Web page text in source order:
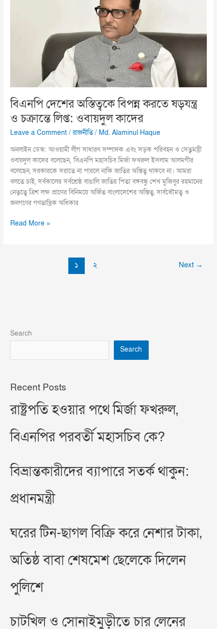
বিএনপি দেশের অস্তিত্বকে বিপন্ন করতে ষড়যন্ত্র
ও চক্রান্তে লিপ্ত: ওবায়দুল কাদের
Leave a Comment /রাজনীতি/ Md. Alaminul Haque
অনলাইন ডেস্ক: আওয়ামী লীগ সাধারণ সম্পাদক এবং সড়ক পরিবহন ও সেতুমন্ত্রী
ওবায়দুল কাদের বলেছেন, ‘বিএনপি মহাসচিব মির্জা ফখরুল ইসলাম আলমগীর
বলেছেন, সরকারকে সরাতে না পারলে নাকি জাতির অস্তিত্ব থাকবে না। আমরা
বলতে চাই, সর্বকালের সর্বশ্রেষ্ঠ বাঙালি জাতির পিতা বঙ্গবন্ধু শেখ মুজিবুর রহমানের
নেতৃত্বে ত্রিশ লক্ষ প্রাণের বিনিময়ে অর্জিত বাংলাদেশের অস্তিত্ব, সার্বভৌমত্ব ও
জনগণের গণতান্ত্রিক অধিকার
কাদের
Read More »
১ ২ Next →
Search
Search
Recent Posts
রাষ্ট্রপতি হওয়ার পথে মির্জা ফখরুল,
বিএনপির পরবর্তী মহাসচিব কে?
বিভ্রান্তকারীদের ব্যাপারে সতর্ক থাকুন:
প্রধানমন্ত্রী
ঘরের টিন-ছাগল বিক্রি করে নেশার টাকা,
অতিষ্ঠ বাবা শেষমেশ ছেলেকে দিলেন
পুলিশে
চাটখিল ও সোনাইমুড়ীতে চার লেনের